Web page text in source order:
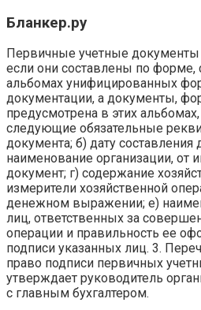
Бланкер.ру
Первичные учетные документы
если они составлены по
альбомах унифицированных
документации, а документы,
предусмотрена в этих
следующие обязательные
документа; б) дату составления
наименование организации, от
документ; г) содержание
измерители хозяйственной
денежном выражении; е)
лиц, ответственных за
операции и правильность ее
подписи указанных лиц. 3.
право подписи первичных
утверждает руководитель
с главным бухгалтером.